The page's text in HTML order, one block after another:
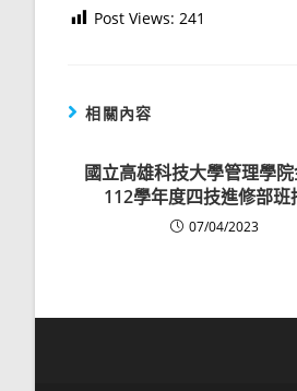
Post Views: 241
相關內容
國立高雄科技大學管理學
112學年度四技進修部班
07/04/2023